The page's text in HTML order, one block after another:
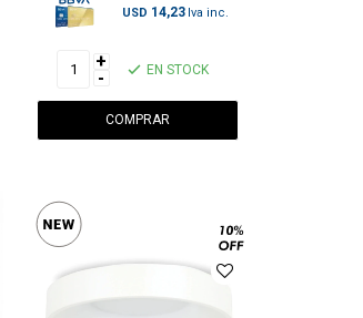
USD 14,23
+
- EN STOCK